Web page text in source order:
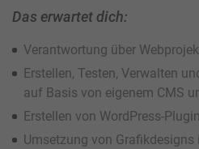
Das erwartet dich:
Verantwortung über
Erstellen, Testen, Verwalten
auf Basis von eigenem CMS
Erstellen von WordPress-
Umsetzung von Grafikdesigns